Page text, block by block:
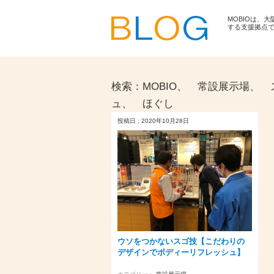
MOBIOは、大
する支援拠点で
検索： MOBIO、 常設展示場、
ュ、 ほぐし
投稿日 : 2020年10月28日
ウソをつかないスゴ技【こだわりの
デザインでボディーリフレッシュ】